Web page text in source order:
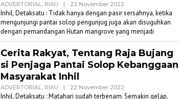
ADVERTORIAL, RIAU | 22 November 2022
Admin
Detaksatu
Inhil, Detaksatu : Tidak hanya dengan pasir sersahnya, ketika
mengunjungi pantai solop pengunjug juga akan disuguhkan
dengan pemandangan Hutan mangrove yang menjadi
Cerita Rakyat, Tentang Raja Bujang
si Penjaga Pantai Solop Kebanggaan
Masyarakat Inhil
ADVERTORIAL, RIAU | 22 November 2022
Admin
Inhil, Detaksatu : Matahari sudah terbenam. Semakin gelap,